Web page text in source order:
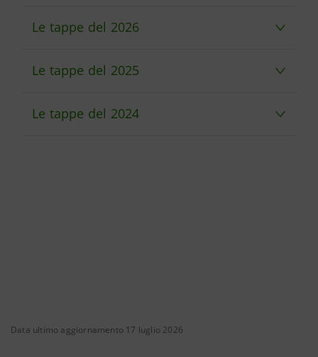
Le tappe del 2026
Le tappe del 2025
Le tappe del 2024
Data ultimo aggiornamento 17 luglio 2026